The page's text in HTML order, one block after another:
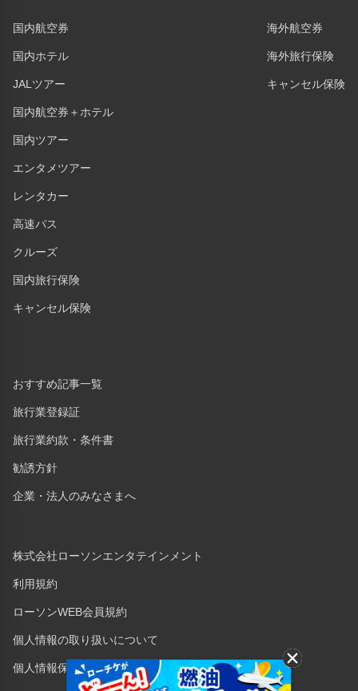
国内航空券
国内ホテル
JALツアー
国内航空券＋ホテル
国内ツアー
エンタメツアー
レンタカー
高速バス
クルーズ
国内旅行保険
キャンセル保険
おすすめ記事一覧
旅行業登録証
旅行業約款・条件書
勧誘方針
企業・法人のみなさまへ
株式会社ローソンエンタテインメント
利用規約
ローソンWEB会員規約
個人情報の取り扱いについて
個人情報保護方針
海外航空券
海外旅行保険
キャンセル保険